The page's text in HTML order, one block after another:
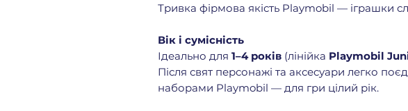
Тривка фірмова якість Playmobil — іграшки
Вік і сумісність
Ідеально для 1–4 років (лінійка Playmobil
Після свят персонажі та аксесуари легко
наборами Playmobil — для гри цілий рік.